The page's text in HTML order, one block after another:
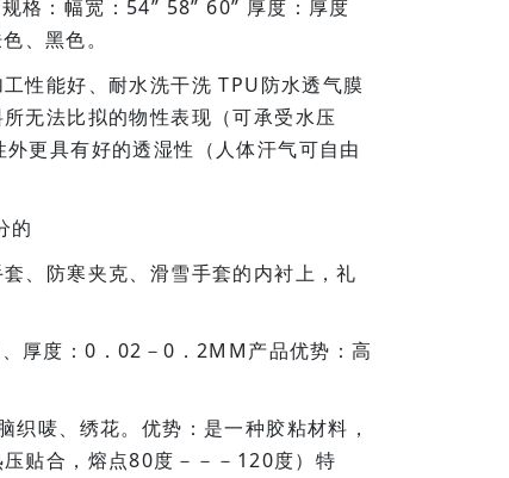
格：幅宽：54” 58” 60” 厚度：厚度
、黑色。
性能好、耐水洗干洗 TPU防水透气膜
无法比拟的物性表现（可承受水压
更具有好的透湿性（人体汗气可自由
、防寒夹克、滑雪手套的内衬上，礼
厚度：0．02－0．2MM产品优势：高
唛、绣花。优势：是一种胶粘材料，
贴合，熔点80度－－－120度）特